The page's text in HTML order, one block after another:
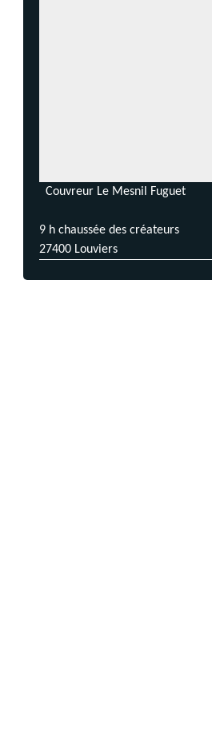
Couvreur Le Mesnil Fuguet
9 h chaussée des créateurs
27400 Louviers